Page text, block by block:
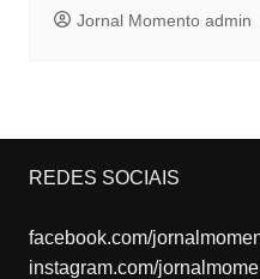
Jornal Momento admin
REDES SOCIAIS
facebook.com/
instagram.com/